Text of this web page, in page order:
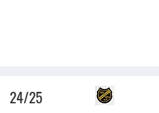
24/25